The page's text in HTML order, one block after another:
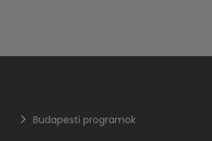
Budapesti programok